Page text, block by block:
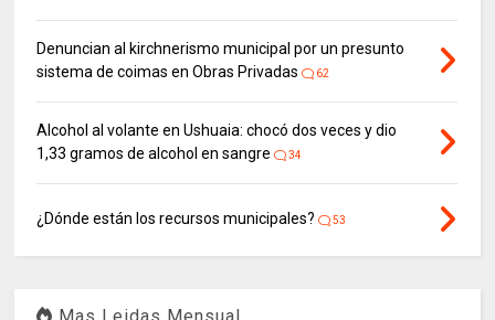
Denuncian al kirchnerismo municipal por un presunto
sistema de coimas en Obras Privadas
62
Alcohol al volante en Ushuaia: chocó dos veces y dio
1,33 gramos de alcohol en sangre
34
¿Dónde están los recursos municipales? 53